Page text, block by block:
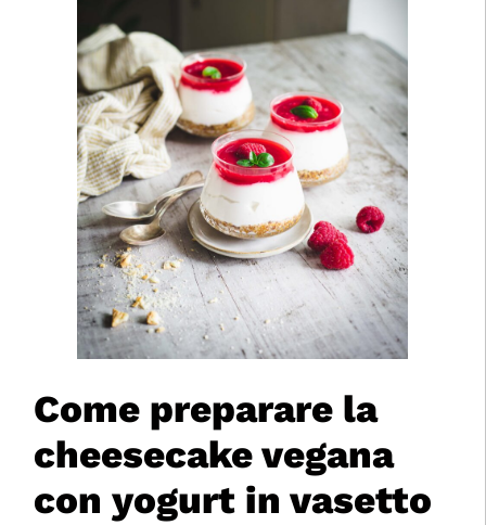
Come preparare la
cheesecake vegana
con yogurt in vasetto